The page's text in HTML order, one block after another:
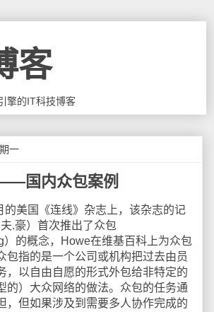
客
擎的IT科技博客
一
国内众包案例
美国《连线》杂志上，该杂志的记
.豪）首次推出了众包
）的概念，Howe在维基百科上为众包
包指的是一个公司或机构把过去由员
，以自由自愿的形式外包给非特定的
的）大众网络的做法。众包的任务通
，但如果涉及到需要多人协作完成的